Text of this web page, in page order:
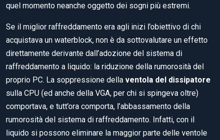
quel momento neanche oggetto dei sogni più estremi.
Se il miglior raffreddamento era agli inizi l’obiettivo di chi
acquistava un waterblock, non è da sottovalutare un effetto
direttamente derivante dall’adozione del sistema di
raffreddamento a liquido: la riduzione della rumorosità del
proprio PC. La soppressione della ventola del dissipatore
sulla CPU (ed anche della VGA, per chi si spingeva oltre)
comportava, e tutt’ora comporta, l’abbassamento della
rumorosità del sistema di raffreddamento. Infatti, con il
liquido si possono eliminare la maggior parte delle ventole